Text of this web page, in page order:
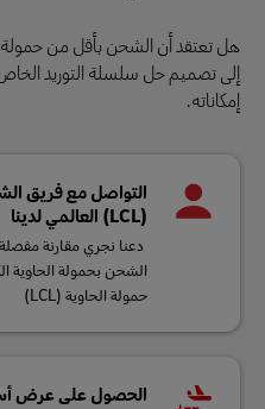
إلى تصميم حل سلسلة التوريد
إمكاناته.
التواصل مع فريق
(LCL) العالمي لدينا
دعنا نجري مقارنة
حمولة الحاوية (LCL)
الحصول على عرض